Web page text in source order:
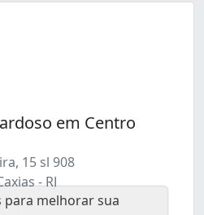
em Centro
15 sl 908
- RJ
melhorar sua